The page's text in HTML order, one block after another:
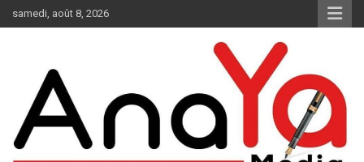
au
samedi, août 8, 2026